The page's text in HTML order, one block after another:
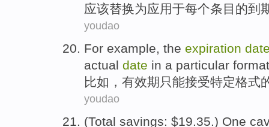
应该替换为应用于每个条目的到
youdao
For example, the expiration
actual date in a particular format
比如 ， 有效期 只能接受特定格式
youdao
(Total savings: $19.35.) One